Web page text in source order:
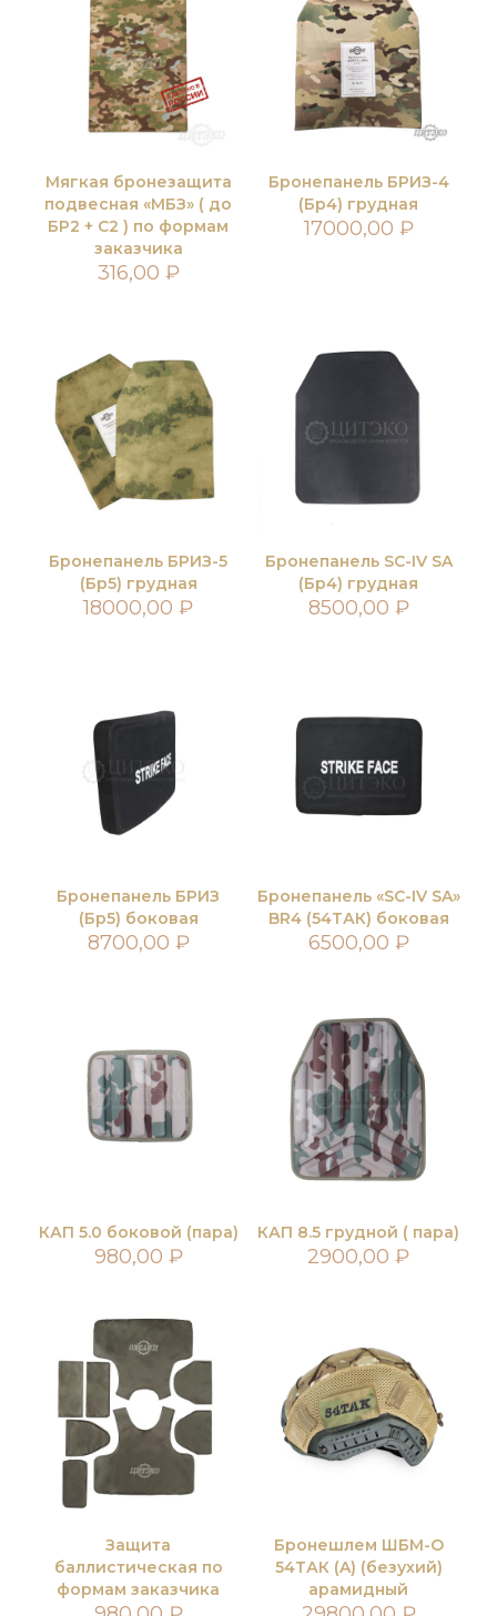
Мягкая бронезащита
подвесная «МБЗ» ( до
БР2 + С2 ) по формам
заказчика
316,00 ₽
Бронепанель БРИЗ-4
(Бр4) грудная
17000,00 ₽
Бронепанель БРИЗ-5
(Бр5) грудная
18000,00₽
Бронепанель SC-IV SA
(Бр4) грудная
8500,00 ₽
Бронепанель БРИЗ
(Бр5) боковая
8700,00 ₽
Бронепанель «SC-IV SA»
BR4 (54ТАК) боковая
6500,00 ₽
КАП 5.0 боковой (пара)
980,00 ₽
КАП 8.5 грудной ( пара)
2900,00₽
Защита
баллистическая по
формам заказчика
Бронешлем ШБМ-О
54ТАК (A) (безухий)
арамидный